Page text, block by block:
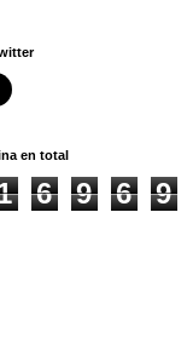
en total
6 9 6 9